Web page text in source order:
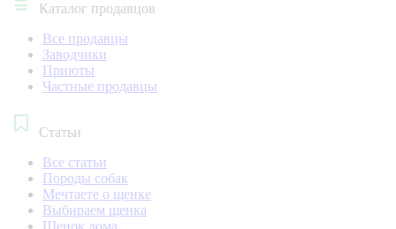
Каталог продавцов
Все продавцы
Заводчики
Приюты
Частные продавцы
Статьи
Все статьи
Породы собак
Мечтаете о щенке
Выбираем щенка
Щенок дома